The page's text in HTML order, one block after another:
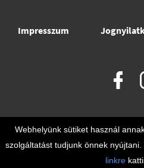
Impresszum
© 2021 - © 2026 @ Nemzeti
Webhelyünk sütiket használ
szolgáltatást tudjunk önnek
linkre